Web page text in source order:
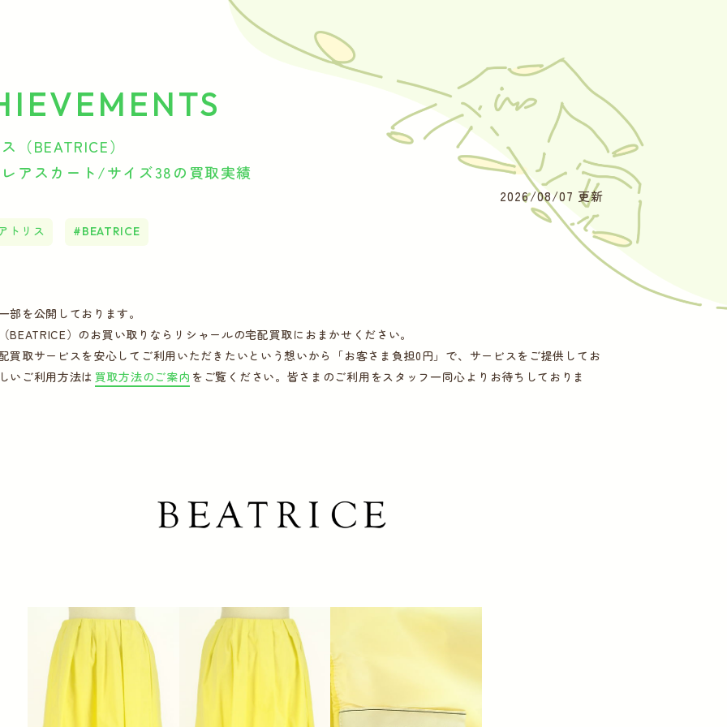
（BEATRICE）
レアスカート/サイズ38の買取実績
2026/08/07 更新
トリス BEATRICE
部を公開しております。
BEATRICE）のお買い取りならリシャールの宅配買取におまかせください。
買取サービスを安心してご利用いただきたいという想いから「お客さま負担0円」で、サービスをご提供してお
いご利用方法は 買取方法のご案内 をご覧ください。皆さまのご利用をスタッフ一同心よりお待ちしておりま